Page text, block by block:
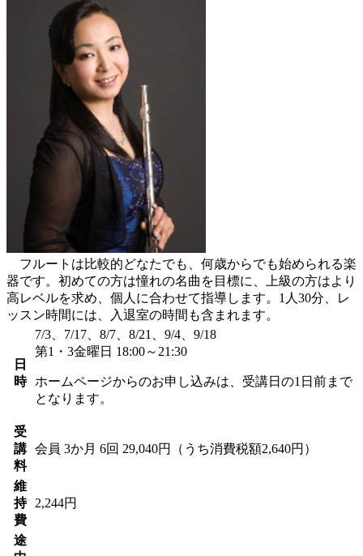
フルートは比較的どなたでも、何歳からでも始められる楽
器です。初めての方は憧れの名曲を目標に、上級の方はより
高レベルを求め、個人に合わせて指導します。1人30分、レ
ッスン時間には、入退室の時間も含まれます。
日
時
7/3、7/17、8/7、8/21、9/4、9/18
第1・3金曜日 18:00～21:30
ホームページからのお申し込みは、受講日の1日前まで
となります。
受
講
料
会員 3か月 6回 29,040円（うち消費税額2,640円）
維
持
費
2,244円
途